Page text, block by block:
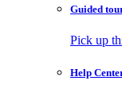
Guided
Pick up
Help